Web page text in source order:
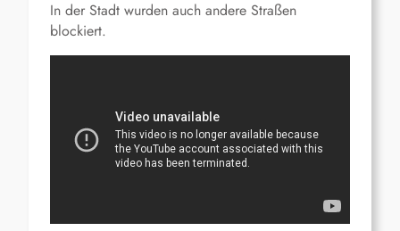
In der Stadt wurden auch andere Straßen
blockiert.